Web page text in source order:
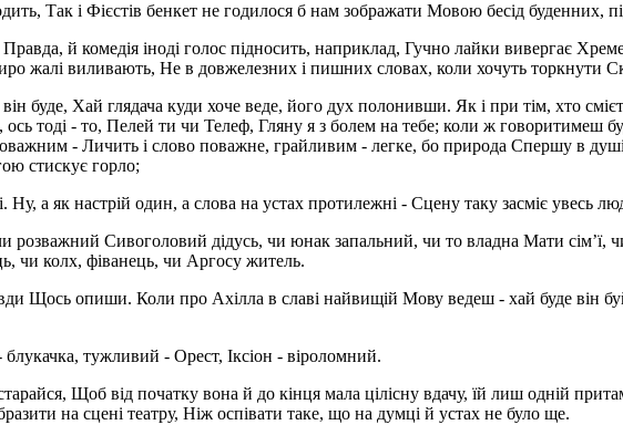
Так і Фієстів бенкет не годилося б нам зображати Мовою бесід буденних,
й комедія іноді голос підносить, наприклад, Гучно лайки вивергає
жалі виливають, Не в довжелезних і пишних словах, коли хочуть торкнути
буде, Хай глядача куди хоче веде, його дух полонивши. Як і при тім, хто
тоді - то, Пелей ти чи Телеф, Гляну я з болем на тебе; коли ж говоритимеш
- Личить і слово поважне, грайливим - легке, бо природа Спершу в душі
стискує горло;
а як настрій один, а слова на устах протилежні - Сцену таку засміє увесь
розважний Сивоголовий дідусь, чи юнак запальний, чи то владна Мати сім’ї,
чи колх, фіванець, чи Аргосу житель.
Щось опиши. Коли про Ахілла в славі найвищій Мову ведеш - хай буде він
тужливий - Орест, Іксіон - віроломний.
Щоб від початку вона й до кінця мала цілісну вдачу, їй лиш одній
на сцені театру, Ніж оспівати таке, що на думці й устах не було ще.